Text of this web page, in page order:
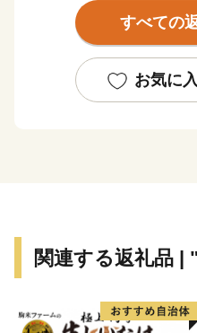
八幡平市では返礼品の集
ます。ふるさと納税の貴
ながら、高齢であっても
すべての
お気に
関連する返礼品 |